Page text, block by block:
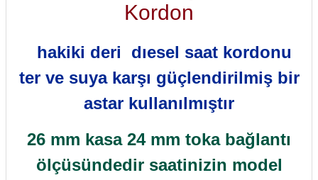
Kordon
hakiki deri dıesel saat kordonu
ter ve suya karşı güçlendirilmiş bir
astar kullanılmıştır
26 mm kasa 24 mm toka bağlantı
ölçüsündedir saatinizin model